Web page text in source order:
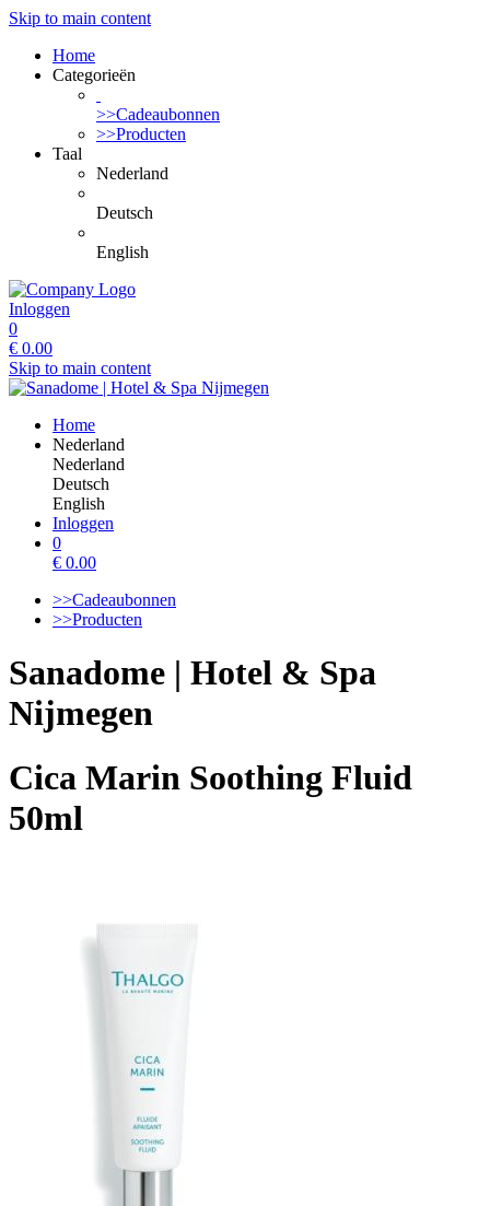
Skip to main content
Home
Categorieën
>>Cadeaubonnen
>>Producten
Taal
Nederland
Deutsch
English
Inloggen
0
€ 0.00
Skip to main content
Home
Nederland
Nederland
Deutsch
English
Inloggen
0
€ 0.00
>>Cadeaubonnen
>>Producten
Sanadome | Hotel & Spa
Nijmegen
Cica Marin Soothing Fluid
50ml